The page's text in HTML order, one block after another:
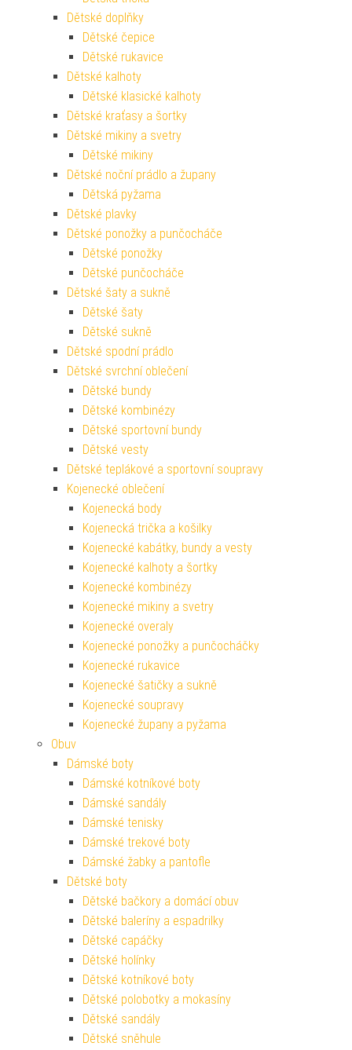
Dětské doplňky
Dětské čepice
Dětské rukavice
Dětské kalhoty
Dětské klasické kalhoty
Dětské kraťasy a šortky
Dětské mikiny a svetry
Dětské mikiny
Dětské noční prádlo a župany
Dětská pyžama
Dětské plavky
Dětské ponožky a punčocháče
Dětské ponožky
Dětské punčocháče
Dětské šaty a sukně
Dětské šaty
Dětské sukně
Dětské spodní prádlo
Dětské svrchní oblečení
Dětské bundy
Dětské kombinézy
Dětské sportovní bundy
Dětské vesty
Dětské teplákové a sportovní soupravy
Kojenecké oblečení
Kojenecká body
Kojenecká trička a košilky
Kojenecké kabátky, bundy a vesty
Kojenecké kalhoty a šortky
Kojenecké kombinézy
Kojenecké mikiny a svetry
Kojenecké overaly
Kojenecké ponožky a punčocháčky
Kojenecké rukavice
Kojenecké šatičky a sukně
Kojenecké soupravy
Kojenecké župany a pyžama
Obuv
Dámské boty
Dámské kotníkové boty
Dámské sandály
Dámské tenisky
Dámské trekové boty
Dámské žabky a pantofle
Dětské boty
Dětské bačkory a domácí obuv
Dětské baleríny a espadrilky
Dětské capáčky
Dětské holínky
Dětské kotníkové boty
Dětské polobotky a mokasíny
Dětské sandály
Dětské sněhule